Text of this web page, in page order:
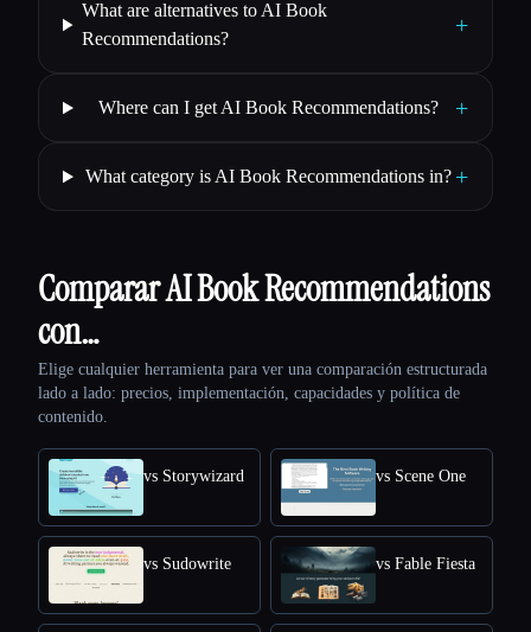
What are alternatives to AI Book
Recommendations?
+
Where can I get AI Book Recommendations? +
What category is AI Book Recommendations in? +
Comparar AI Book Recommendations
con…
Elige cualquier herramienta para ver una comparación estructurada
lado a lado: precios, implementación, capacidades y política de
contenido.
vs Storywizard vs Scene One
vs Sudowrite vs Fable Fiesta